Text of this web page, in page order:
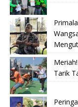
Tarik